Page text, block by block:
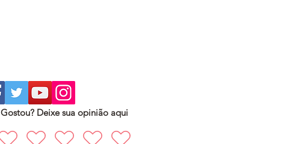
Gostou? Deixe sua opinião aqui